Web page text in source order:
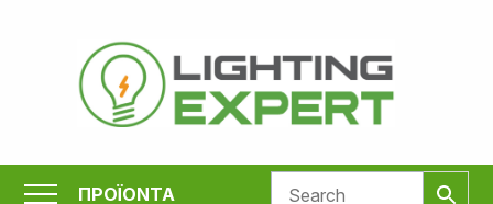
περιεχόμενο
ΠΡΟΪΟΝΤΑ